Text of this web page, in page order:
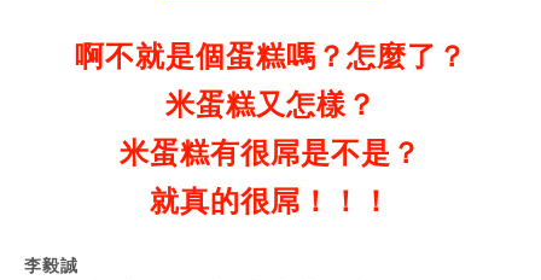
啊不就是個蛋糕嗎？怎麼了？
米蛋糕又怎樣？
米蛋糕有很屌是不是？
就真的很屌！！！
李毅誠